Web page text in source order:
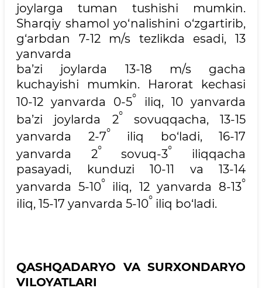
joylarga tuman tushishi mumkin.
Sharqiy shamol yo‘nalishini o‘zgartirib,
g‘arbdan 7-12 m/s tezlikda esadi, 13
yanvarda
ba’zi joylarda 13-18 m/s gacha
kuchayishi mumkin. Harorat kechasi
10-12 yanvarda 0-5°
iliq, 10 yanvarda
ba’zi joylarda 2° sovuqqacha, 13-15
yanvarda 2-7° iliq bo‘ladi, 16-17
yanvarda 2° sovuq-3°
iliqqacha
pasayadi, kunduzi 10-11 va 13-14
yanvarda 5-10° iliq, 12 yanvarda 8-13°
iliq, 15-17 yanvarda 5-10° iliq bo‘ladi.
QASHQADARYO VA SURXONDARYO
VILOYATLARI